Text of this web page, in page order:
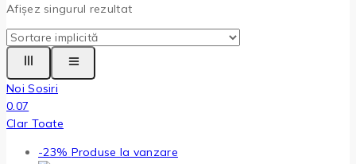
Afișez singurul rezultat
Noi Sosiri
0.07
Clar Toate
-23% Produse la vanzare